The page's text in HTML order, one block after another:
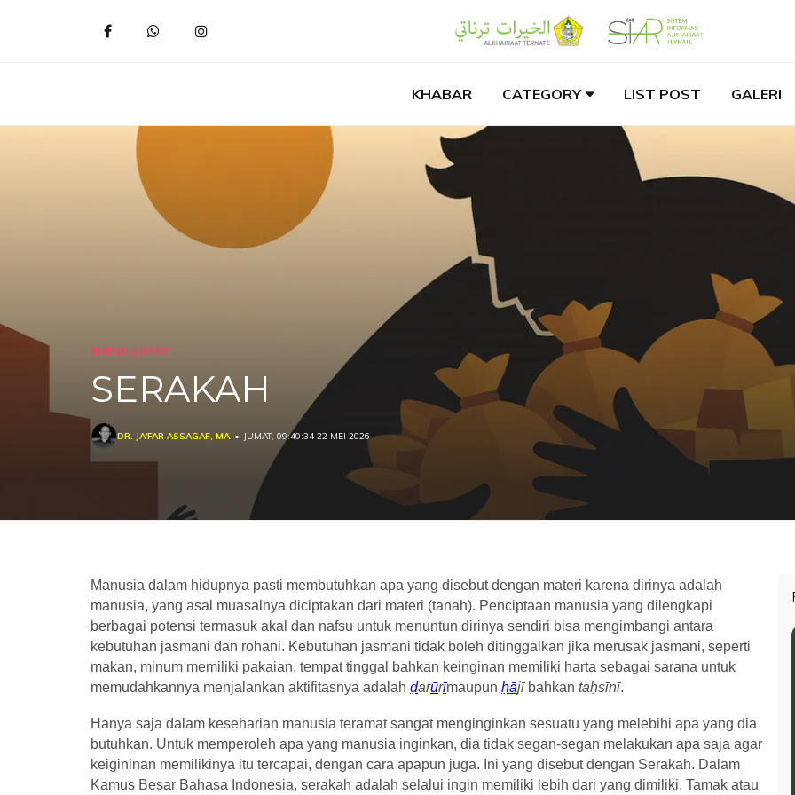
KHABAR CATEGORY LIST POST GALERI
EMBUN JUM'AT
SERAKAH
DR. JA'FAR ASSAGAF, MA JUMAT, 09:40:34 22 MEI 2026
Manusia dalam hidupnya pasti membutuhkan apa yang disebut dengan materi karena dirinya adalah
manusia, yang asal muasalnya diciptakan dari materi (tanah). Penciptaan manusia yang dilengkapi
berbagai potensi termasuk akal dan nafsu untuk menuntun dirinya sendiri bisa mengimbangi antara
kebutuhan jasmani dan rohani. Kebutuhan jasmani tidak boleh ditinggalkan jika merusak jasmani, seperti
makan, minum memiliki pakaian, tempat tinggal bahkan keinginan memiliki harta sebagai sarana untuk
memudahkannya menjalankan aktifitasnya adalah ḍarūrīmaupun ḥājībahkan taḥsīnī.
Hanya saja dalam keseharian manusia teramat sangat menginginkan sesuatu yang melebihi apa yang dia
butuhkan. Untuk memperoleh apa yang manusia inginkan, dia tidak segan-segan melakukan apa saja agar
keigininan memilikinya itu tercapai, dengan cara apapun juga. Ini yang disebut dengan Serakah. Dalam
Kamus Besar Bahasa Indonesia, serakah adalah selalui ingin memiliki lebih dari yang dimiliki. Tamak atau